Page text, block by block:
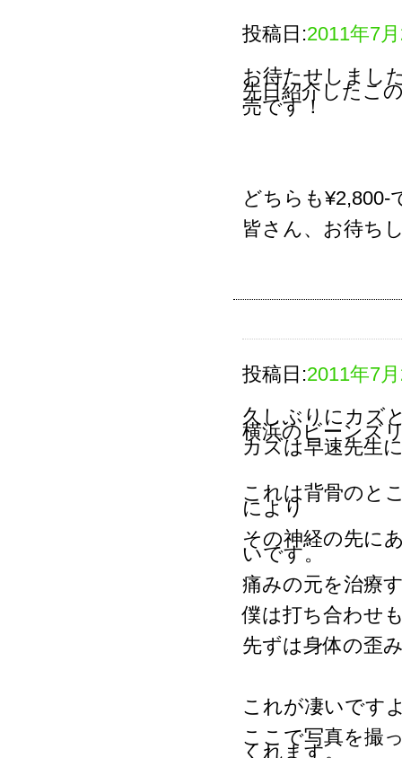
投稿日:2011年7
お待たせしまし
先日紹介したこ
売です！
どちらも¥2,800-
皆さん、お待ち
投稿日:2011年7
久しぶりにカズ
横浜のビーンズ
カズは早速先生
これは背骨のと
により
その神経の先に
いです。
痛みの元を治療
僕は打ち合わせ
先ずは身体の歪
これが凄いです
ここで写真を撮
くれます。